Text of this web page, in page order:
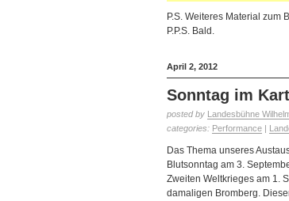
P.S. Weiteres Material zum
P.P.S. Bald.
April 2, 2012
Sonntag im
posted by Landesbühne
categories: Performance|
Das Thema unseres
Blutsonntag am 3.
Zweiten Weltkrieges am 1.
damaligen Bromberg.